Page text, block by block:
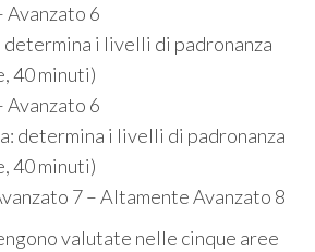
Avanzato 6
determina i livelli di padronanza
40 minuti)
Avanzato 6
determina i livelli di padronanza
40 minuti)
7 – Altamente Avanzato 8
valutate nelle cinque aree